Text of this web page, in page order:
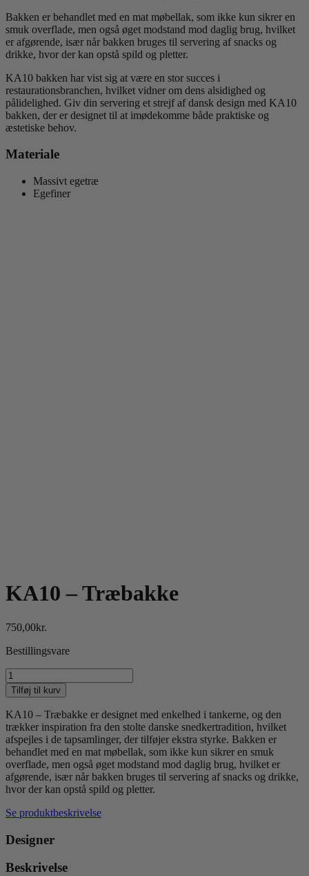
Bakken er behandlet med en mat møbellak, som ikke kun sikrer en
smuk overflade, men også øget modstand mod daglig brug, hvilket
er afgørende, især når bakken bruges til servering af snacks og
drikke, hvor der kan opstå spild og pletter.
KA10 bakken har vist sig at være en stor succes i
restaurationsbranchen, hvilket vidner om dens alsidighed og
pålidelighed. Giv din servering et strejf af dansk design med KA10
bakken, der er designet til at imødekomme både praktiske og
æstetiske behov.
Materiale
Massivt egetræ
Egefiner
KA10 – Træbakke
750,00kr.
Bestillingsvare
KA10
-
Træbakke
antal
Tilføj til kurv
KA10 – Træbakke er designet med enkelhed i tankerne, og den
trækker inspiration fra den stolte danske snedkertradition, hvilket
afspejles i de tapsamlinger, der tilføjer ekstra styrke. Bakken er
behandlet med en mat møbellak, som ikke kun sikrer en smuk
overflade, men også øget modstand mod daglig brug, hvilket er
afgørende, især når bakken bruges til servering af snacks og drikke,
hvor der kan opstå spild og pletter.
Se produktbeskrivelse
Designer
Beskrivelse